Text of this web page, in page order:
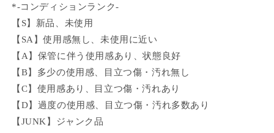
*-コンディションランク-
【S】新品、未使用
【SA】使用感無し、未使用に近い
【A】保管に伴う使用感あり、状態良好
【B】多少の使用感、目立つ傷・汚れ無し
【C】使用感あり、目立つ傷・汚れあり
【D】過度の使用感、目立つ傷・汚れ多数あり
【JUNK】ジャンク品